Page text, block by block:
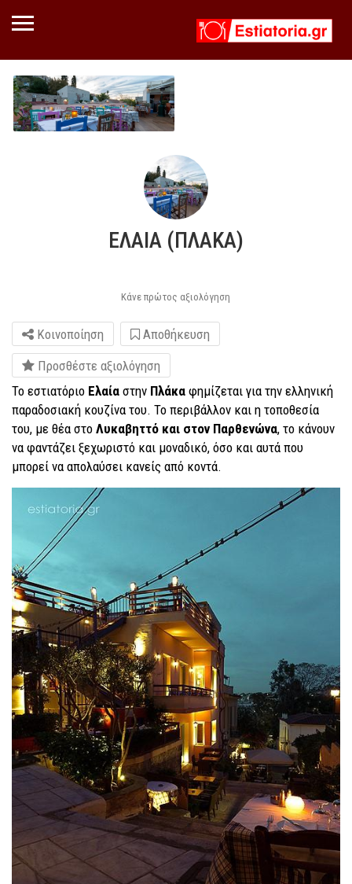
ΕΛΑΙΑ (ΠΛΑΚΑ)
Κάνε πρώτος αξιολόγηση
Κοινοποίηση
Αποθήκευση
Προσθέστε αξιολόγηση
Το εστιατόριο Ελαία στην Πλάκα φημίζεται για την ελληνική
παραδοσιακή κουζίνα του. Το περιβάλλον και η τοποθεσία
του, με θέα στο Λυκαβηττό και στον Παρθενώνα, το κάνουν
να φαντάζει ξεχωριστό και μοναδικό, όσο και αυτά που
μπορεί να απολαύσει κανείς από κοντά.